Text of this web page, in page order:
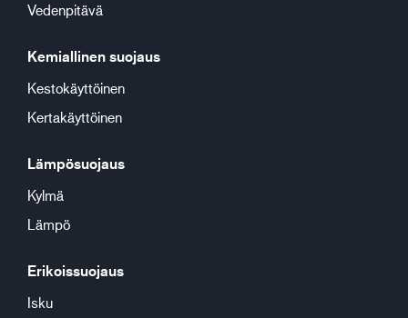
Vedenpitävä
Kemiallinen suojaus
Kestokäyttöinen
Kertakäyttöinen
Lämpösuojaus
Kylmä
Lämpö
Erikoissuojaus
Isku